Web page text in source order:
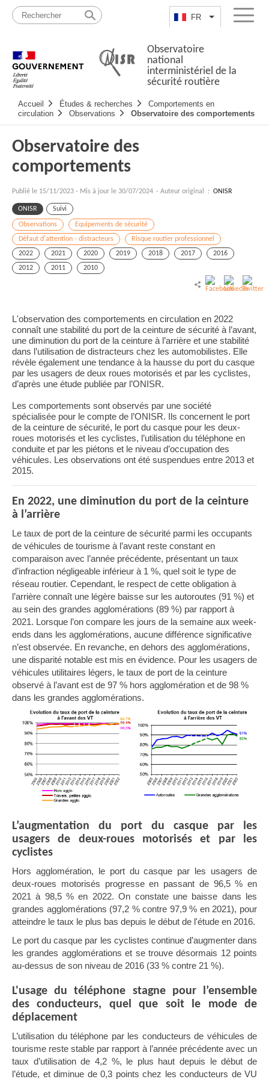
Passer
contenu
FR Lister lesMenu
Observatoire
national
interministériel de la
sécurité routière
principale
Accueil Études & recherches
Comportements en
circulation
Observations Observatoire des comportements
Observatoire des
comportements
Publié le 15/11/2023 - Mis à jour le 30/07/2024 - Auteur original : ONISR
ONISR Suivi
Observations
Equipements de sécurité
Défaut d'attention - distracteurs
Risque routier professionnel
2022
2021 2020 2019 2018 2017
2016
2012
2011 2010
L'observation des comportements en circulation en 2022
connaît une stabilité du port de la ceinture de sécurité à l’avant,
une diminution du port de la ceinture à l’arrière et une stabilité
dans l’utilisation de distracteurs chez les automobilistes. Elle
révèle également une tendance à la hausse du port du casque
par les usagers de deux roues motorisés et par les cyclistes,
d’après une étude publiée par l’ONISR.
Les comportements sont observés par une société
spécialisée pour le compte de l’ONISR.
Ils concernent le port
de la ceinture de sécurité, le port du casque pour les deux-
roues motorisés et les cyclistes, l’utilisation du téléphone en
conduite et par les piétons et le niveau d’occupation des
véhicules. Les observations ont été suspendues entre 2013 et
2015.
En 2022, une diminution du port de la ceinture
à l’arrière
Le taux de port de la ceinture de sécurité parmi les occupants
de véhicules de tourisme à l’avant reste constant en
comparaison avec l’année précédente, présentant un taux
d’infraction négligeable inférieur à 1 %, quel soit le type de
réseau routier. Cependant, le respect de cette obligation à
l’arrière connaît une légère baisse sur les autoroutes (91 %) et
au sein des grandes agglomérations (89 %) par rapport à
2021. Lorsque l’on compare les jours de la semaine aux week-
ends dans les agglomérations, aucune différence significative
n’est observée. En revanche, en dehors des agglomérations,
une disparité notable est mis en évidence. Pour l es usagers de
véhicules utilitaires légers, le taux de port de la ceinture
observé à l’avant est de 97 % hors agglomération et de 98 %
dans les grandes agglomérations.
L’augmentation du port du casque par les
usagers de deux-roues motorisés et par les
cyclistes
Hors agglomération, le port du casque par les usagers de
deux-roues motorisés progresse en passant de 96,5 % en
2021 à 98,5 % en 2022. On constate une baisse dans les
grandes agglomérations (97,2 % contre 97,9 % en 2021), pour
atteindre le taux le plus bas depuis le début de l'étude en 2016.
Le port du casque par les cyclistes continue d’augmenter dans
les grandes agglomérations et se trouve désormais 12 points
au-dessus de son niveau de 2016 (33 % contre 21 %).
L'usage du téléphone stagne pour l’ensemble
des conducteurs, quel que soit le mode de
déplacement
L’utilisation du téléphone par les conducteurs de véhicules de
tourisme reste stable par rapport à l’année précédente avec un
taux d’utilisation de 4,2 %, le plus haut depuis le début de
l’étude, et diminue de 0,3 points chez les conducteurs de VU